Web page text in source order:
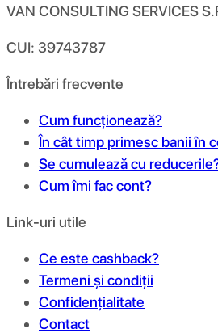
VAN CONSULTING SERVICES
CUI: 39743787
Întrebări frecvente
Cum funcționează?
În cât timp primesc banii în
Se cumulează cu
Cum îmi fac cont?
Link-uri utile
Ce este cashback?
Termeni și condiții
Confidențialitate
Contact